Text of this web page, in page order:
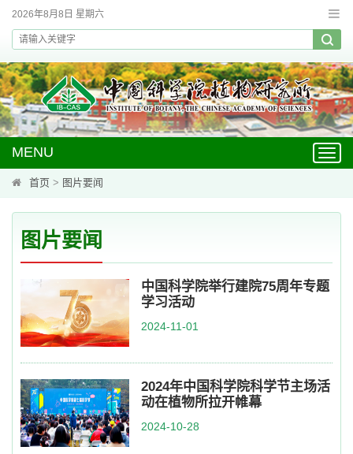
2026年8月8日 星期六
MENU
首页 > 图片要闻
图片要闻
中国科学院举行建院75周年专题
学习活动
2024-11-01
2024年中国科学院科学节主场活
动在植物所拉开帷幕
2024-10-28